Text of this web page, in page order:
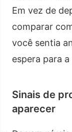
Em vez de
comparar
você sentia
espera para
Sinais de
aparecer